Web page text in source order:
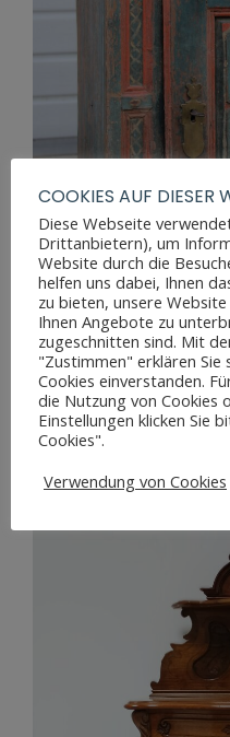
BEMALTER
COOKIES AUF DIESER
Diese Webseite
Drittanbietern), um
Website durch die
helfen uns dabei, Ihnen
zu bieten, unsere
Ihnen Angebote zu
zugeschnitten sind. Mit
"Zustimmen" erklären
Cookies einverstanden.
die Nutzung von Cookies
Einstellungen klicken Sie
Cookies".
Verwendung von Cookies